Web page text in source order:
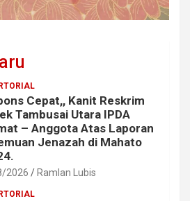
Cepat,, Kanit Reskrim
Tambusai Utara IPDA
– Anggota Atas Laporan
Jenazah di Mahato
2026 Ramlan Lubis